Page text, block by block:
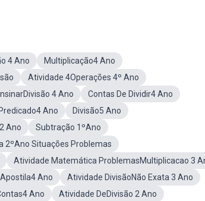
4 Ano
Multiplicação4 Ano
Atividade 4Operações 4º Ano
4 Ano
Contas De Dividir4 Ano
Ano
Divisão5 Ano
Ano
Subtração 1ºAno
2ºAno Situações Problemas
Atividade Matemática ProblemasMultiplicacao 3
Ano
Atividade DivisãoNão Exata 3 Ano
Ano
Atividade DeDivisão 2 Ano